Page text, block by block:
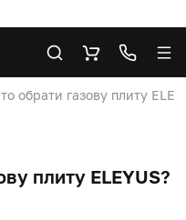
обрати газову плиту
плиту ELEYUS?